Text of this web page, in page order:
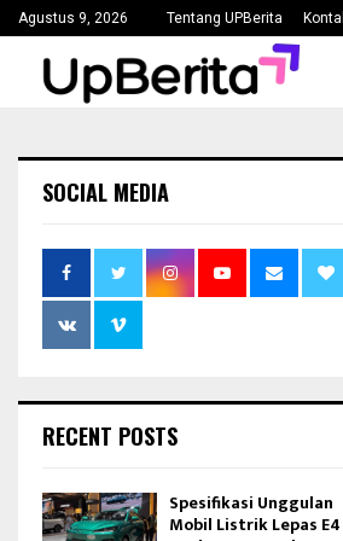
Agustus 9, 2026 Tentang UPBerita
Kejaksaan Agung Tetapkan Lima
SOCIAL MEDIA
RECENT POSTS
Spesifikasi Unggulan
Mobil Listrik Lepas E4